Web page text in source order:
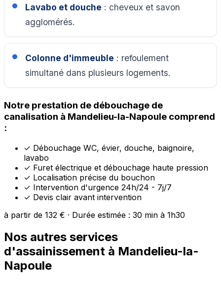
Lavabo et douche : cheveux et savon
agglomérés.
Colonne d'immeuble : refoulement
simultané dans plusieurs logements.
Notre prestation de débouchage de
canalisation à Mandelieu-la-Napoule comprend
:
✓ Débouchage WC, évier, douche, baignoire,
lavabo
✓ Furet électrique et débouchage haute pression
✓ Localisation précise du bouchon
✓ Intervention d'urgence 24h/24 - 7j/7
✓ Devis clair avant intervention
à partir de 132 € · Durée estimée : 30 min à 1h30
Nos autres services
d'assainissement à Mandelieu-la-
Napoule